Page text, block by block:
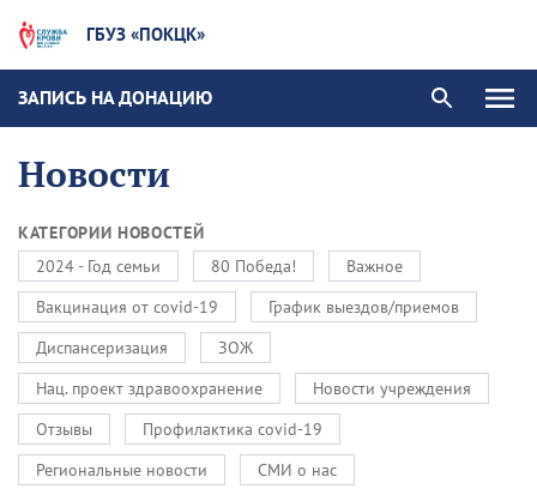
ГБУЗ «ПОКЦК»
ЗАПИСЬ НА ДОНАЦИЮ
Новости
КАТЕГОРИИ НОВОСТЕЙ
2024 - Год семьи
80 Победа!
Важное
Вакцинация от covid-19
График выездов/приемов
Диспансеризация
ЗОЖ
Нац. проект здравоохранение
Новости учреждения
Отзывы
Профилактика covid-19
Региональные новости
СМИ о нас